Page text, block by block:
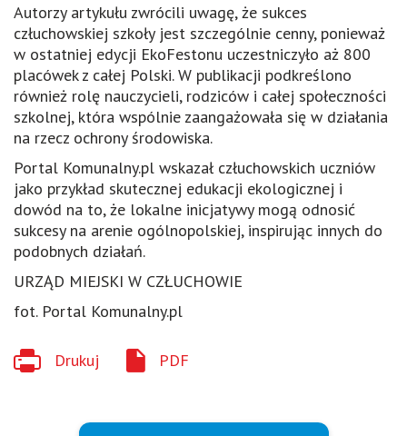
Autorzy artykułu zwrócili uwagę, że sukces
człuchowskiej szkoły jest szczególnie cenny, ponieważ
w ostatniej edycji EkoFestonu uczestniczyło aż 800
placówek z całej Polski. W publikacji podkreślono
również rolę nauczycieli, rodziców i całej społeczności
szkolnej, która wspólnie zaangażowała się w działania
na rzecz ochrony środowiska.
Portal Komunalny.pl wskazał człuchowskich uczniów
jako przykład skutecznej edukacji ekologicznej i
dowód na to, że lokalne inicjatywy mogą odnosić
sukcesy na arenie ogólnopolskiej, inspirując innych do
podobnych działań.
URZĄD MIEJSKI W CZŁUCHOWIE
fot. Portal Komunalny.pl
Drukuj PDF